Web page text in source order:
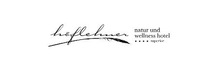
Logo Natur- und Wellnesshotel